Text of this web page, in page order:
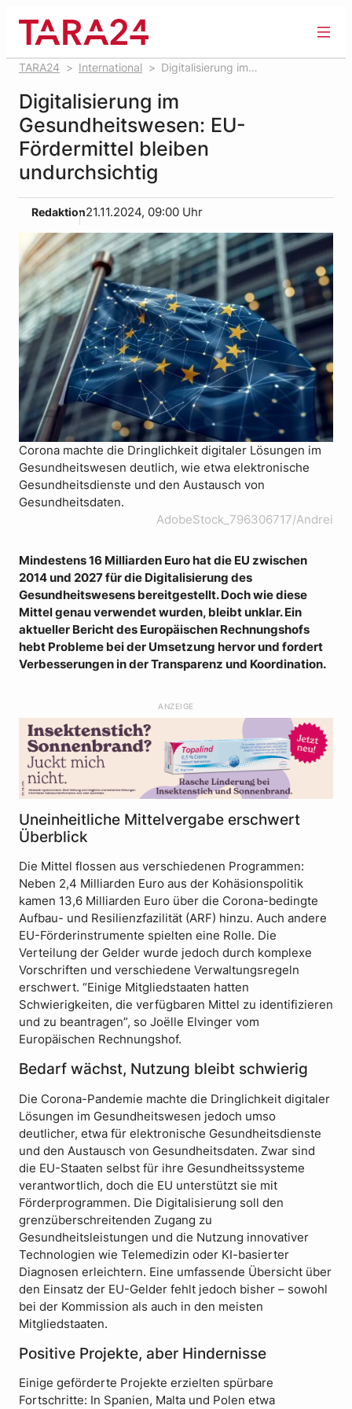
springen
TARA24 International
Digitalisierung im
Digitalisierung im
Gesundheitswesen: EU-
Fördermittel bleiben
undurchsichtig
Redaktion21.11.2024, 09:00 Uhr
Corona machte die Dringlichkeit digitaler Lösungen im
Gesundheitswesen deutlich, wie etwa elektronische
Gesundheitsdienste und den Austausch von
Gesundheitsdaten.
AdobeStock_796306717/Andrei
Mindestens 16 Milliarden Euro hat die EU zwischen
2014 und 2027 für die Digitalisierung des
Gesundheitswesens bereitgestellt. Doch wie diese
Mittel genau verwendet wurden, bleibt unklar. Ein
aktueller Bericht des Europäischen Rechnungshofs
hebt Probleme bei der Umsetzung hervor und fordert
Verbesserungen in der Transparenz und Koordination.
ANZEIGE
Uneinheitliche Mittelvergabe erschwert
Überblick
Die Mittel flossen aus verschiedenen Programmen:
Neben 2,4 Milliarden Euro aus der Kohäsionspolitik
kamen 13,6 Milliarden Euro über die Corona-bedingte
Aufbau- und Resilienzfazilität (ARF) hinzu. Auch andere
EU-Förderinstrumente spielten eine Rolle. Die
Verteilung der Gelder wurde jedoch durch komplexe
Vorschriften und verschiedene Verwaltungsregeln
erschwert. “Einige Mitgliedstaaten hatten
Schwierigkeiten, die verfügbaren Mittel zu identifizieren
und zu beantragen”, so Joëlle Elvinger vom
Europäischen Rechnungshof.
Bedarf wächst, Nutzung bleibt schwierig
Die Corona-Pandemie machte die Dringlichkeit digitaler
Lösungen im Gesundheitswesen jedoch umso
deutlicher, etwa für elektronische Gesundheitsdienste
und den Austausch von Gesundheitsdaten. Zwar sind
die EU-Staaten selbst für ihre Gesundheitssysteme
verantwortlich, doch die EU unterstützt sie mit
Förderprogrammen. Die Digitalisierung soll den
grenzüberschreitenden Zugang zu
Gesundheitsleistungen und die Nutzung innovativer
Technologien wie Telemedizin oder KI-basierter
Diagnosen erleichtern. Eine umfassende Übersicht über
den Einsatz der EU-Gelder fehlt jedoch bisher – sowohl
bei der Kommission als auch in den meisten
Mitgliedstaaten.
Positive Projekte, aber Hindernisse
Einige geförderte Projekte erzielten spürbare
Fortschritte: In Spanien, Malta und Polen etwa